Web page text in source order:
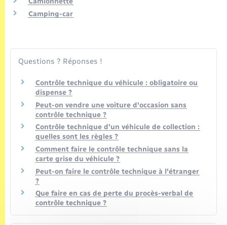
Voirie et espace public
Camping-car
Questions ? Réponses !
Contrôle technique du véhicule : obligatoire ou
dispense ?
Peut-on vendre une voiture d'occasion sans
contrôle technique ?
Contrôle technique d'un véhicule de collection :
quelles sont les règles ?
Comment faire le contrôle technique sans la
carte grise du véhicule ?
Peut-on faire le contrôle technique à l'étranger
?
Que faire en cas de perte du procès-verbal de
contrôle technique ?